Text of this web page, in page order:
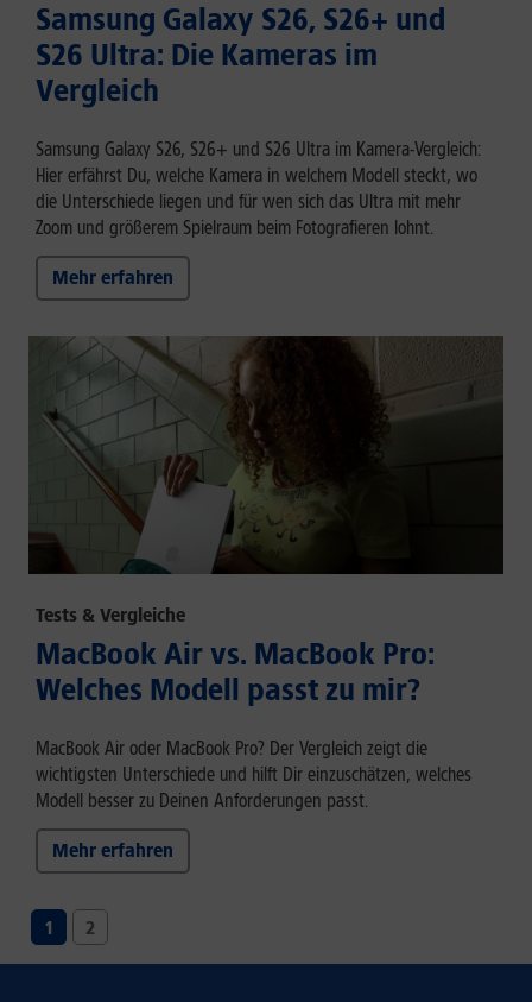
Samsung Galaxy S26, S26+ und
S26 Ultra: Die Kameras im
Vergleich
Samsung Galaxy S26, S26+ und S26 Ultra im Kamera-Vergleich:
Hier erfährst Du, welche Kamera in welchem Modell steckt, wo
die Unterschiede liegen und für wen sich das Ultra mit mehr
Zoom und größerem Spielraum beim Fotografieren lohnt.
Mehr erfahren
Tests & Vergleiche
MacBook Air vs. MacBook Pro:
Welches Modell passt zu mir?
MacBook Air oder MacBook Pro? Der Vergleich zeigt die
wichtigsten Unterschiede und hilft Dir einzuschätzen, welches
Modell besser zu Deinen Anforderungen passt.
Mehr erfahren
1 2